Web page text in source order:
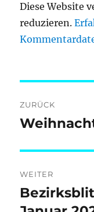
Diese Website
reduzieren.
ZURÜCK
Vorheriger
WEITER
Nächster
Beitrag: